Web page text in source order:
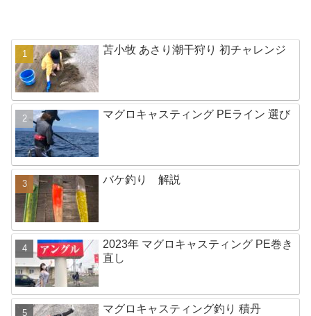
苫小牧 あさり潮干狩り 初チャレンジ
マグロキャスティング PEライン 選び
バケ釣り 解説
2023年 マグロキャスティング PE巻き
直し
マグロキャスティング釣り 積丹